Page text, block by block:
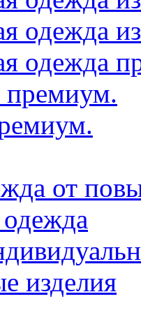
одежда
одежда
от
изделия